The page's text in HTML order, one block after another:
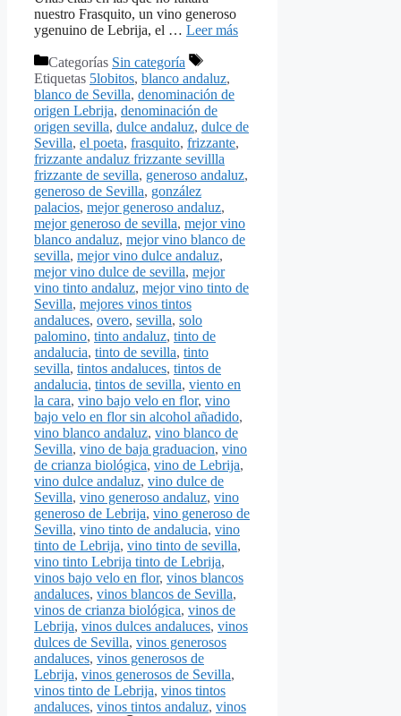
nuestro Frasquito, un vino generoso
ygenuino de Lebrija, el … Leer más
Categorías Sin categoría
Etiquetas 5lobitos, blanco andaluz,
blanco de Sevilla, denominación de
origen Lebrija, denominación de
origen sevilla, dulce andaluz, dulce de
Sevilla, el poeta, frasquito, frizzante,
frizzante andaluz frizzante sevillla
frizzante de sevilla, generoso andaluz,
generoso de Sevilla, gonzález
palacios, mejor generoso andaluz,
mejor generoso de sevilla, mejor vino
blanco andaluz, mejor vino blanco de
sevilla, mejor vino dulce andaluz,
mejor vino dulce de sevilla, mejor
vino tinto andaluz, mejor vino tinto de
Sevilla, mejores vinos tintos
andaluces, overo, sevilla, solo
palomino, tinto andaluz, tinto de
andalucia, tinto de sevilla, tinto
sevilla, tintos andaluces, tintos de
andalucia, tintos de sevilla, viento en
la cara, vino bajo velo en flor, vino
bajo velo en flor sin alcohol añadido,
vino blanco andaluz, vino blanco de
Sevilla, vino de baja graduacion, vino
de crianza biológica, vino de Lebrija,
vino dulce andaluz, vino dulce de
Sevilla, vino generoso andaluz, vino
generoso de Lebrija, vino generoso de
Sevilla, vino tinto de andalucia, vino
tinto de Lebrija, vino tinto de sevilla,
vino tinto Lebrija tinto de Lebrija,
vinos bajo velo en flor, vinos blancos
andaluces, vinos blancos de Sevilla,
vinos de crianza biológica, vinos de
Lebrija, vinos dulces andaluces, vinos
dulces de Sevilla, vinos generosos
andaluces, vinos generosos de
Lebrija, vinos generosos de Sevilla,
vinos tinto de Lebrija, vinos tintos
andaluces, vinos tintos andaluz, vinos